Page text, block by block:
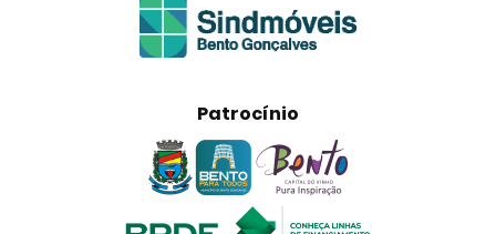
Patrocínio